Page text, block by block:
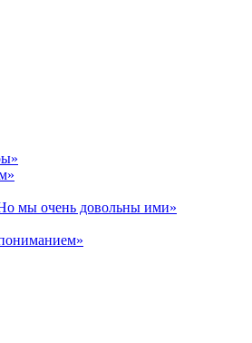
мы очень довольны ими»